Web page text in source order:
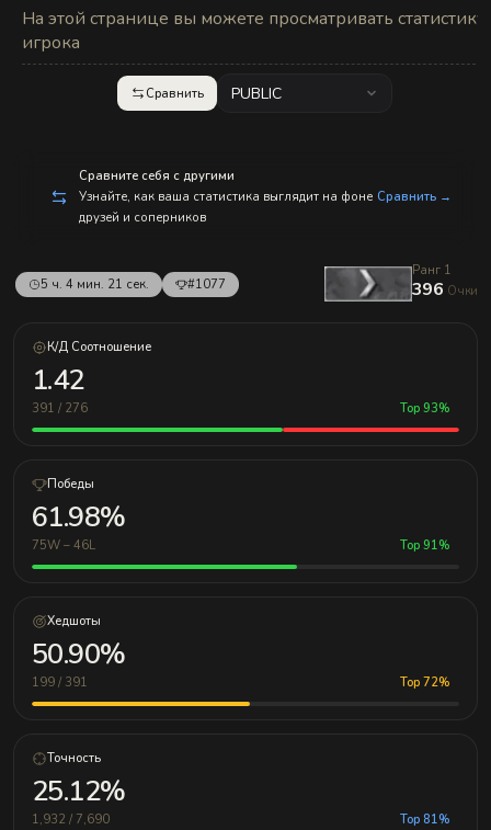
На этой странице вы можете просматривать статистику
игрока
Сравнить PUBLIC
Сравните себя с другими
Узнайте, как ваша статистика выглядит на фоне
друзей и соперников
Сравнить →
5 ч. 4 мин. 21 сек. #1077
Ранг 1
396 Очки
К/Д Соотношение
1.42
391 / 276 Top 93%
Победы
61.98%
75W – 46L Top 91%
Хедшоты
50.90%
199 / 391 Top 72%
Точность
25.12%
1,932 / 7,690 Top 81%
п
р
а
в